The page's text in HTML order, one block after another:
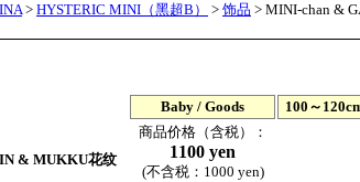
> HYSTERIC MINI（黑超B） > 饰品 > MINI-chan &
Baby / Goods 100～
商品价格（含税）：
1100 yen
(不含税：1000 yen)
& MUKKU花纹